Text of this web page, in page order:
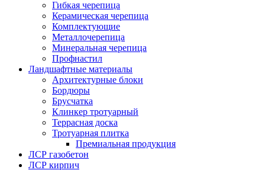
Гибкая черепица
Керамическая черепица
Комплектующие
Металлочерепица
Минеральная черепица
Профнастил
Ландшафтные материалы
Архитектурные блоки
Бордюры
Брусчатка
Клинкер тротуарный
Террасная доска
Тротуарная плитка
Премиальная продукция
ЛСР газобетон
ЛСР кирпич